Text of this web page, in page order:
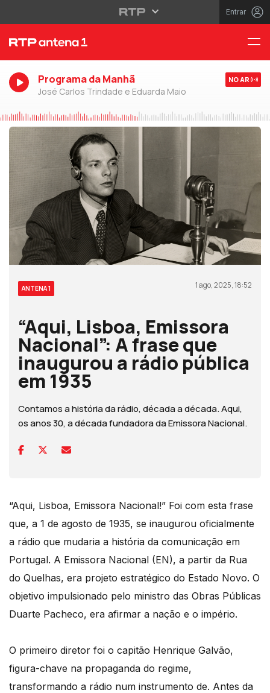
Entrar
Programa da Manhã
José Carlos Trindade e Eduarda Maio
NO AR
ANTENA 1 1 ago, 2025, 18:52
“Aqui, Lisboa, Emissora
Nacional”: A frase que
inaugurou a rádio pública
em 1935
Contamos a história da rádio, década a década. Aqui,
os anos 30, a década fundadora da Emissora Nacional.
“Aqui, Lisboa, Emissora Nacional!” Foi com esta frase
que, a 1 de agosto de 1935, se inaugurou oficialmente
a rádio que mudaria a história da comunicação em
Portugal. A Emissora Nacional (EN), a partir da Rua
do Quelhas, era projeto estratégico do Estado Novo. O
objetivo impulsionado pelo ministro das Obras Públicas
Duarte Pacheco, era afirmar a nação e o império.
O primeiro diretor foi o capitão Henrique Galvão,
figura-chave na propaganda do regime,
transformando a rádio num instrumento de. Antes da